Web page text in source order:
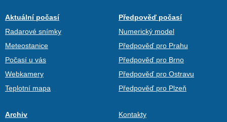
Aktuální počasí
Radarové snímky
Meteostanice
Počasí u vás
Webkamery
Teplotní mapa
Předpověď počasí
Numerický model
Předpověď pro Prahu
Předpověď pro Brno
Předpověď pro Ostravu
Předpověď pro Plzeň
Archiv
Kontakty